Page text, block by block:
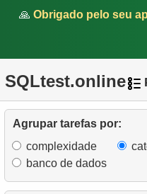
🙏 Obrigado pelo seu
SQLtest.online
Agrupar tarefas por:
complexidade
banco de dados
10.Encontre os
de filmes para cada
12.Analise o pagamento
13.Encontre a
filmes por loja